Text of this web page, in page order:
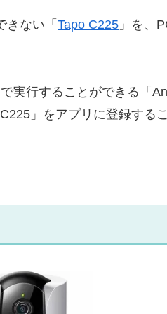
きない「 Tapo C225 」を、
実行することができる「
」をアプリに登録する